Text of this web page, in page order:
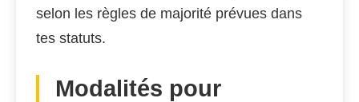
selon les règles de majorité prévues dans
tes statuts.
Modalités pour